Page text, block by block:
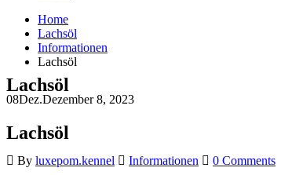
Home
Lachsöl
Informationen
Lachsöl
Lachsöl
08Dez.Dezember 8, 2023
Lachsöl
By luxepom.kennel Informationen 0 Comments